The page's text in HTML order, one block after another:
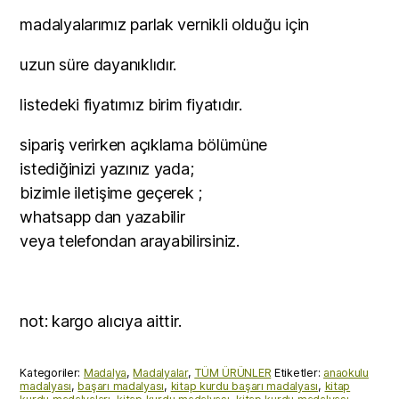
madalyalarımız parlak vernikli olduğu için
uzun süre dayanıklıdır.
listedeki fiyatımız birim fiyatıdır.
sipariş verirken açıklama bölümüne
istediğinizi yazınız yada;
bizimle iletişime geçerek ;
whatsapp dan yazabilir
veya telefondan arayabilirsiniz.
not: kargo alıcıya aittir.
Kategoriler: Madalya,Madalyalar, TÜM ÜRÜNLER Etiketler: anaokulu
madalyası,başarı madalyası, kitap kurdu başarı madalyası, kitap